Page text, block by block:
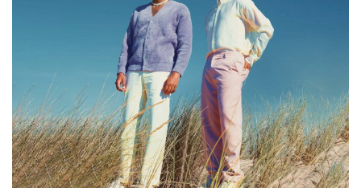
Ficha técnica
Cultura
Lazer